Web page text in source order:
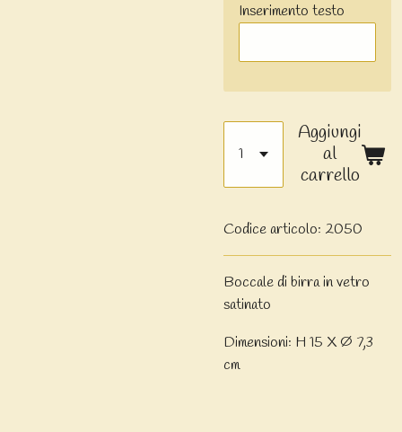
Inserimento testo
Aggiungi
al
carrello
Codice articolo: 2050
Boccale di birra in vetro
satinato
Dimensioni: H 15 X Ø 7,3
cm